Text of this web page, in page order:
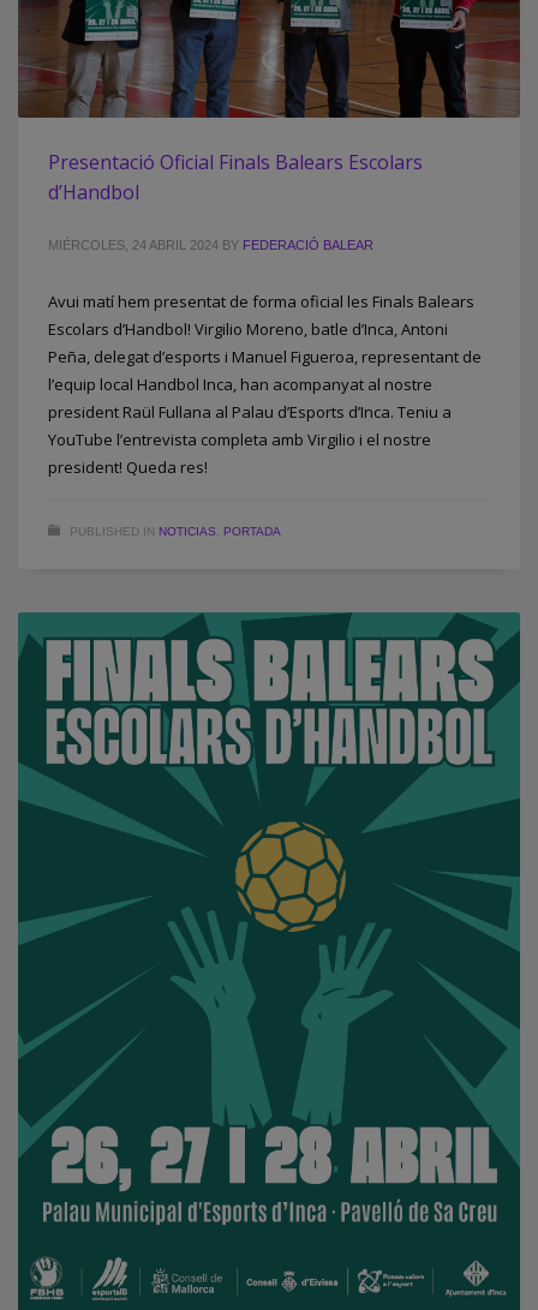
Presentació Oficial Finals Balears Escolars
d’Handbol
MIÉRCOLES, 24 ABRIL 2024 BY FEDERACIÓ BALEAR
Avui matí hem presentat de forma oficial les Finals Balears
Escolars d’Handbol! Virgilio Moreno, batle d’Inca, Antoni
Peña, delegat d’esports i Manuel Figueroa, representant de
l’equip local Handbol Inca, han acompanyat al nostre
president Raül Fullana al Palau d’Esports d’Inca. Teniu a
YouTube l’entrevista completa amb Virgilio i el nostre
president! Queda res!
PUBLISHED IN NOTICIAS PORTADA